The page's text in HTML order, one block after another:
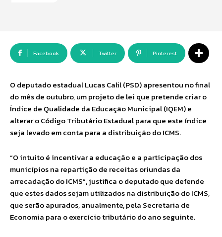
Facebook Twitter Pinterest
O deputado estadual Lucas Calil (PSD) apresentou no final
do mês de outubro, um projeto de lei que pretende criar o
Índice de Qualidade da Educação Municipal (IQEM) e
alterar o Código Tributário Estadual para que este índice
seja levado em conta para a distribuição do ICMS.
“O intuito é incentivar a educação e a participação dos
municípios na repartição de receitas oriundas da
arrecadação do ICMS”, justifica o deputado que defende
que estes dados sejam utilizados na distribuição do ICMS,
que serão apurados, anualmente, pela Secretaria de
Economia para o exercício tributário do ano seguinte.